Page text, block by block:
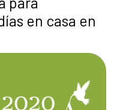
en casa en